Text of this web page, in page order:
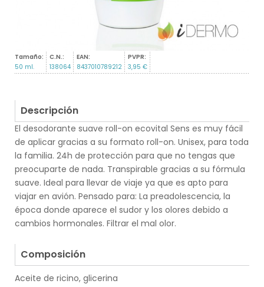
Tamaño:
50 ml.
C.N.:
138064
EAN:
8437010789212
PVPR:
3,95 €
Descripción
El desodorante suave roll-on ecovital Sens es muy fácil
de aplicar gracias a su formato roll-on. Unisex, para toda
la familia. 24h de protección para que no tengas que
preocuparte de nada. Transpirable gracias a su fórmula
suave. Ideal para llevar de viaje ya que es apto para
viajar en avión. Pensado para: La preadolescencia, la
época donde aparece el sudor y los olores debido a
cambios hormonales. Filtrar el mal olor.
Composición
Aceite de ricino, glicerina